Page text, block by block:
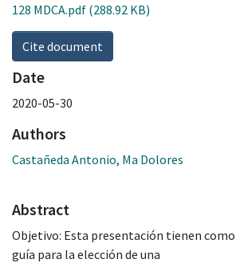
128 MDCA.pdf (288.92 KB)
Cite document
Date
2020-05-30
Authors
Castañeda Antonio, Ma Dolores
Abstract
Objetivo: Esta presentación tienen
guía para la elección de una